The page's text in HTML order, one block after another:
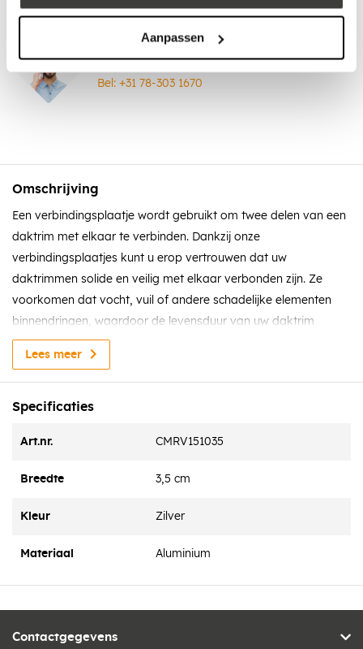
Aanpassen
Klanten beoordelen ons met een5/5! ⭐⭐⭐⭐⭐
Advies nodig?
Bel: +31 78-303 1670
Omschrijving
Een verbindingsplaatje wordt gebruikt om twee delen van een
daktrim met elkaar te verbinden. Dankzij onze
verbindingsplaatjes kunt u erop vertrouwen dat uw
daktrimmen solide en veilig met elkaar verbonden zijn. Ze
voorkomen dat vocht, vuil of andere schadelijke elementen
binnendringen, waardoor de levensduur van uw daktrim
aanzienlijk wordt verlengd.
Lees meer
Specificaties
Art.nr. CMRV151035
Breedte 3,5 cm
Kleur Zilver
Materiaal Aluminium
Contactgegevens